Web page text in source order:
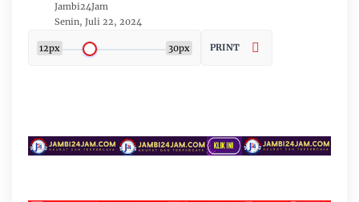
Jambi24Jam
Senin, Juli 22, 2024
12px 30px PRINT